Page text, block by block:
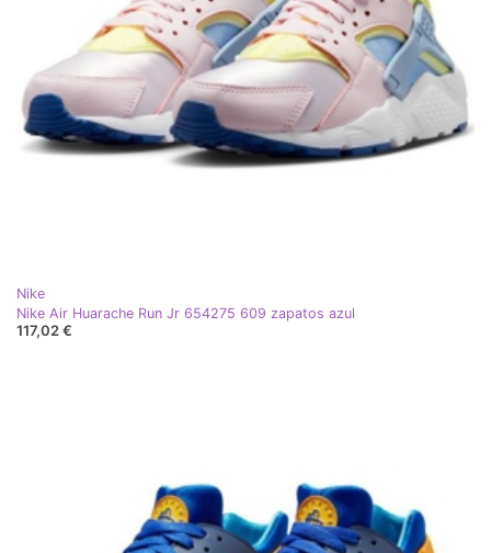
Nike
Nike Air Huarache Run Jr 654275 609 zapatos azul
117,02 €